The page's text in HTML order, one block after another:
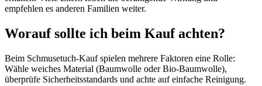
empfehlen es anderen Familien weiter.
Worauf sollte ich beim Kauf achten?
Beim Schmusetuch-Kauf spielen mehrere Faktoren eine Rolle:
Wähle weiches Material (Baumwolle oder Bio-Baumwolle),
überprüfe Sicherheitsstandards und achte auf einfache Reinigung.